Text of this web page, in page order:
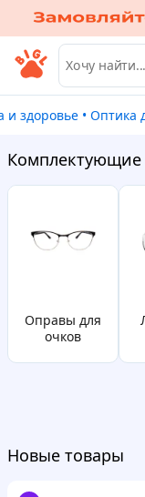
и здоровье •
Комплектующие
Оправы для
очков
Новые товары